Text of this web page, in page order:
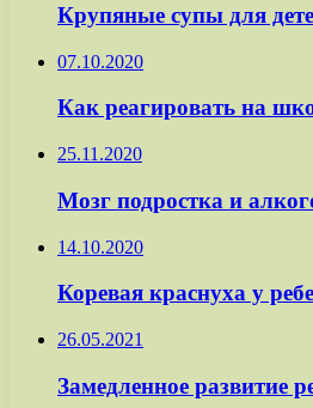
Крупяные супы для
07.10.2020
Как реагировать на
25.11.2020
Мозг подростка и
14.10.2020
Коревая краснуха у
26.05.2021
Замедленное развитие